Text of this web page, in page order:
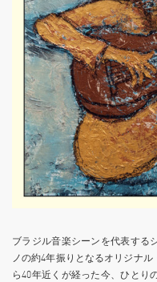
ブラジル音楽シーンを代表する
ノの約4年振りとなるオリジナ
ら40年近くが経った今、ひとり